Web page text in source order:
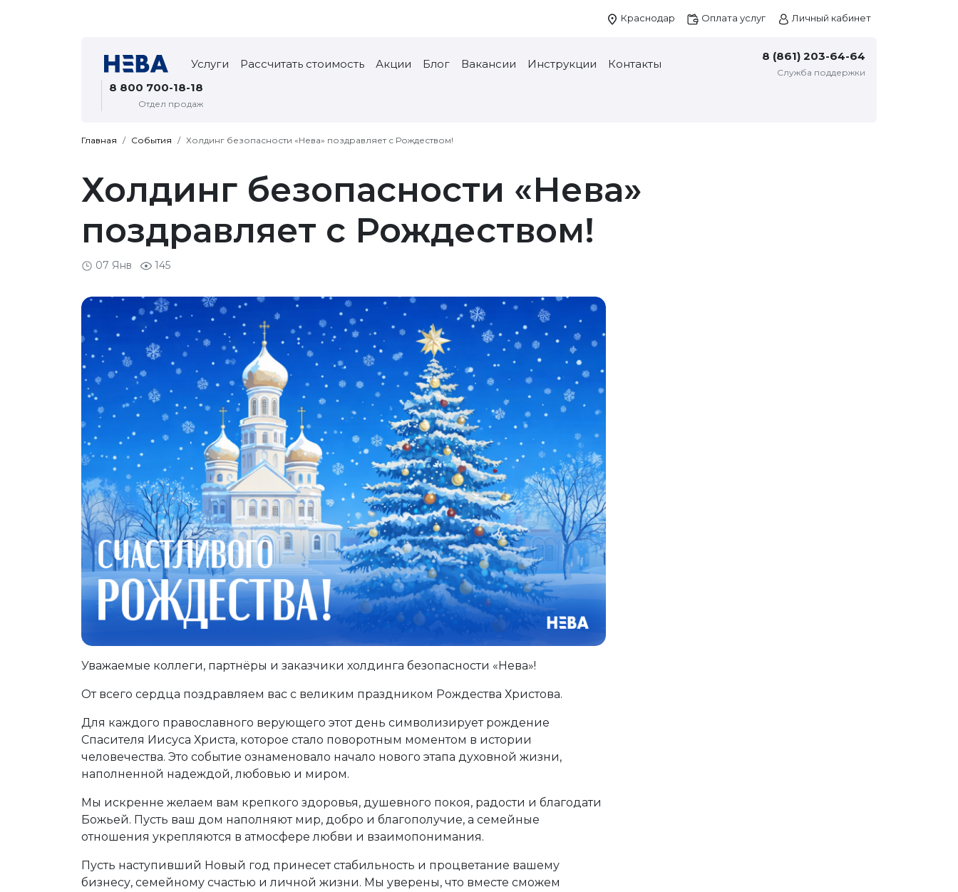
Краснодар Оплата услуг Личный кабинет
Услуги Рассчитать стоимость Акции Блог Вакансии Инструкции Контакты
8 (861) 203-64-64
Служба поддержки
8 800 700-18-18
Отдел продаж
Главная События Холдинг безопасности «Нева» поздравляет с Рождеством!
Холдинг безопасности «Нева»
поздравляет с Рождеством!
07 Янв 145
Уважаемые коллеги, партнёры и заказчики холдинга безопасности «Нева»!
От всего сердца поздравляем вас с великим праздником Рождества Христова.
Для каждого православного верующего этот день символизирует рождение
Спасителя Иисуса Христа, которое стало поворотным моментом в истории
человечества. Это событие ознаменовало начало нового этапа духовной жизни,
наполненной надеждой, любовью и миром.
Мы искренне желаем вам крепкого здоровья, душевного покоя, радости и благодати
Божьей. Пусть ваш дом наполняют мир, добро и благополучие, а семейные
отношения укрепляются в атмосфере любви и взаимопонимания.
Пусть наступивший Новый год принесет стабильность и процветание вашему
бизнесу, семейному счастью и личной жизни. Мы уверены, что вместе сможем